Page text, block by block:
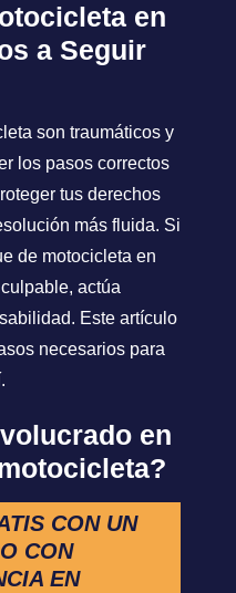
en
a Seguir
son traumáticos y
los pasos correctos
tus derechos
más fluida. Si
de motocicleta en
actúa
Este artículo
necesarios para
en
CON UN
CON
EN